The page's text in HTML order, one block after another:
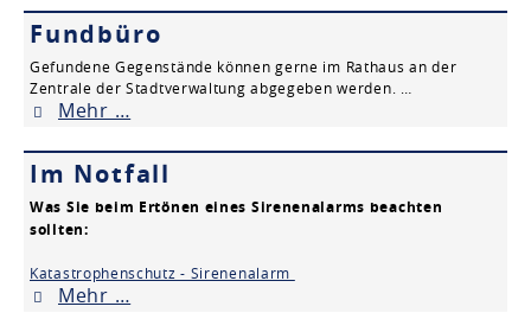
Fundbüro
Gefundene Gegenstände können gerne im Rathaus an der
Zentrale der Stadtverwaltung abgegeben werden. …
Mehr …
Im Notfall
Was Sie beim Ertönen eines Sirenenalarms beachten
sollten:
Katastrophenschutz - Sirenenalarm
Mehr …